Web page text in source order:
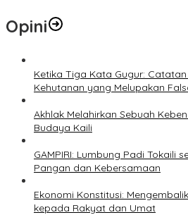
Opini
Ketika Tiga Kata Gugur:
Kehutanan yang Melupakan
Akhlak Melahirkan Sebuah
Budaya Kaili
GAMPIRI: Lumbung Padi Tokaili
Pangan dan Kebersamaan
Ekonomi Konstitusi:
kepada Rakyat dan Umat